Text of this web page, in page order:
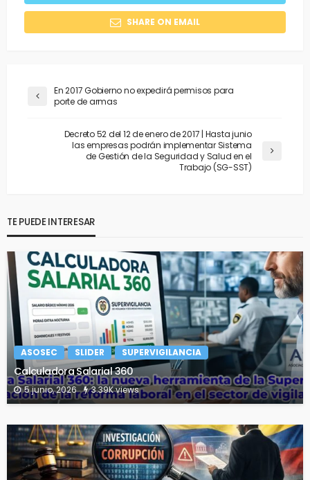
SHARE ON EMAIL
En 2017 Gobierno no expedirá permisos para
porte de armas
Decreto 52 del 12 de enero de 2017 | Hasta junio
las empresas podrán implementar Sistema
de Gestión de la Seguridad y Salud en el
Trabajo (SG-SST)
TE PUEDE INTERESAR
ASOSEC SLIDER SUPERVIGILANCIA
Calculadora Salarial 360
5 junio, 2026 3.39K views